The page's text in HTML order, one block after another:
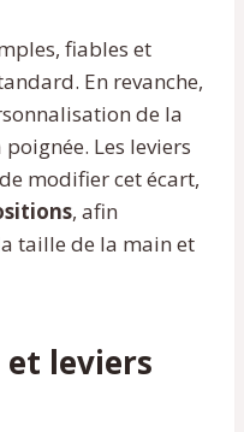
fiables et
En revanche,
de la
Les leviers
modifier cet écart,
, afin
taille de la main et
et leviers